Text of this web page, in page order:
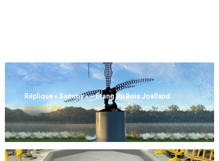
Réplique « Sammy » – Étang du Bois Joalland
En savoir plus